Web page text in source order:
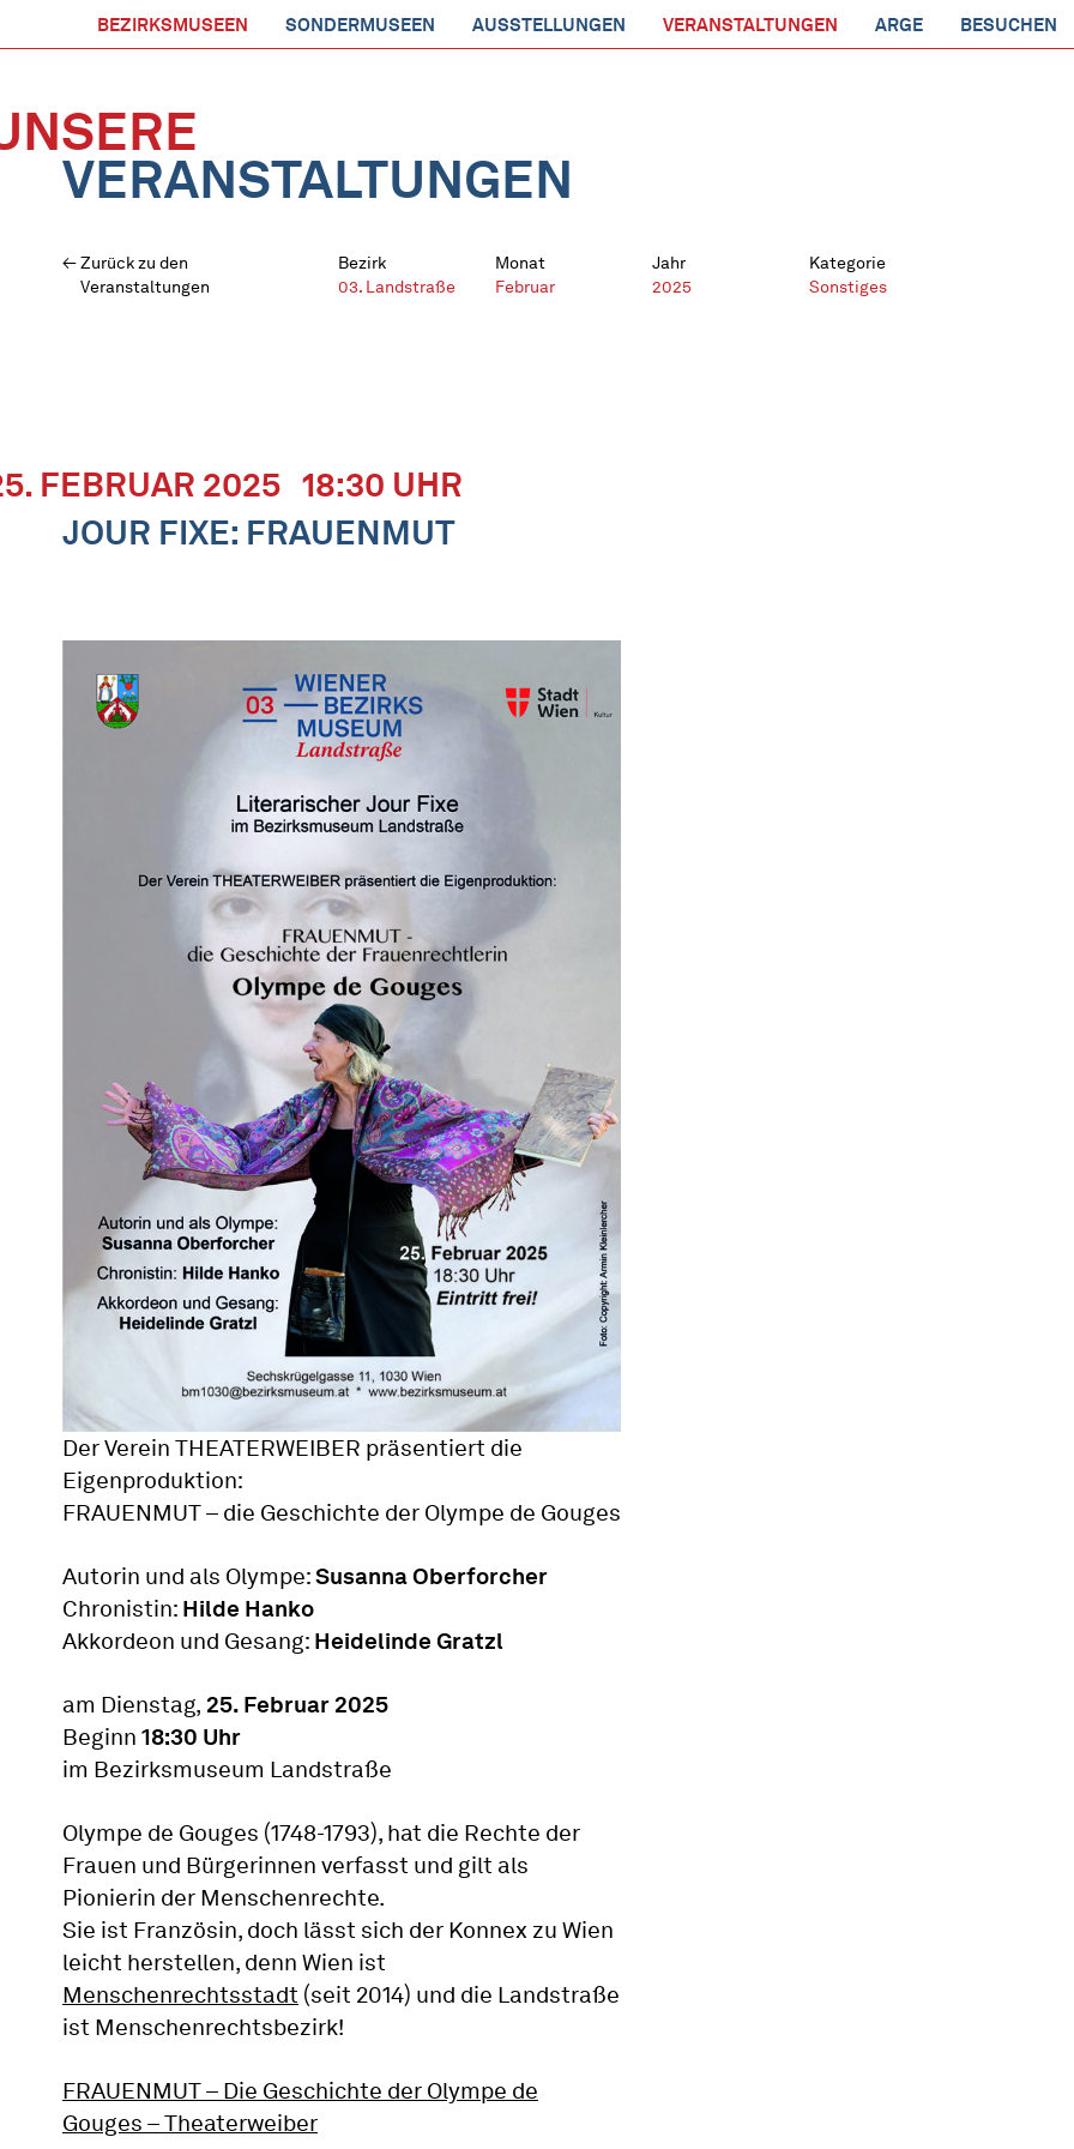
BEZIRKSMUSEEN SONDERMUSEEN AUSSTELLUNGEN VERANSTALTUNGEN ARGE BESUCHEN
VERANSTALTUNGEN
Zurück zu den
Veranstaltungen
Bezirk
03. Landstraße
Monat
Februar
Jahr
2025
Kategorie
Sonstiges
FEBRUAR 2025 18:30 UHR
JOUR FIXE: FRAUENMUT
Der Verein THEATERWEIBER präsentiert die
Eigenproduktion:
FRAUENMUT – die Geschichte der Olympe de Gouges
Autorin und als Olympe:Susanna Oberforcher
Chronistin: Hilde Hanko
Akkordeon und Gesang: Heidelinde Gratzl
am Dienstag, 25. Februar 2025
Beginn 18:30 Uhr
im Bezirksmuseum Landstraße
Olympe de Gouges (1748-1793), hat die Rechte der
Frauen und Bürgerinnen verfasst und gilt als
Pionierin der Menschenrechte.
Sie ist Französin, doch lässt sich der Konnex zu Wien
leicht herstellen, denn Wien ist
Menschenrechtsstadt (seit 2014) und die Landstraße
ist Menschenrechtsbezirk!
FRAUENMUT – Die Geschichte der Olympe de
Gouges – Theaterweiber